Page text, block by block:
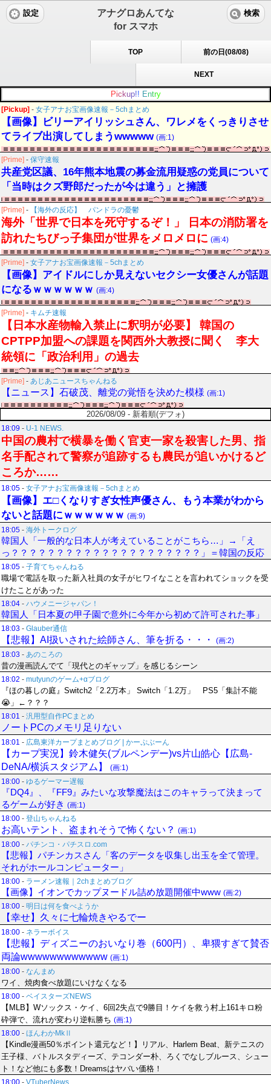
アナグロあんてな
for スマホ
設定 検索
TOP 前の日(08/08)
NEXT
Pic kup!! Entry
[Pickup] - 女子アナお宝画像速報－5chまとめ
【画像】ビリーアイリッシュさん、ワレメをくっきりさせ
てライブ出演してしまうwwwww (画:1)
[Prime] - 保守速報
共産党区議、16年熊本地震の募金流用疑惑の党員について
「当時はクズ野郎だったが今は違う」と擁護
[Prime] - 【海外の反応】 パンドラの憂鬱
海外「世界で日本を死守するぞ！」 日本の消防署を
訪れたちびっ子集団が世界をメロメロに (画:4)
[Prime] - 女子アナお宝画像速報－5chまとめ
【画像】アイドルにしか見えないセクシー女優さんが話題
になるｗｗｗｗｗｗ (画:4)
[Prime] - キムチ速報
【日本水産物輸入禁止に釈明が必要】 韓国の
CPTPP加盟への課題を関西外大教授に聞く 李大
統領に「政治利用」の過去
[Prime] - あじあニュースちゃんねる
【ニュース】石破茂、離党の覚悟を決めた模様 (画:1)
2026/08/09 - 新着順(デフォ)
18:09 - U-1 NEWS.
中国の農村で横暴を働く官吏一家を殺害した男、指
名手配されて警察が追跡するも農民が追いかけるど
ころか……
18:05 - 女子アナお宝画像速報－5chまとめ
【画像】エ□くなりすぎ女性声優さん、もう本業がわから
ないと話題にｗｗｗｗｗｗ (画:9)
18:05 - 海外トークログ
韓国人「一般的な日本人が考えていることがこちら…」→「え
っ？？？？？？？？？？？？？？？？？？？？？」＝韓国の反応
18:05 - 子育てちゃんねる
職場で電話を取った新入社員の女子がヒワイなことを言われてショックを受
けたことがあった
18:04 - ハウメニージャパン！
韓国人「日本夏の甲子園で意外に今年から初めて許可された事」
18:03 - Glauber通信
【悲報】AI扱いされた絵師さん、筆を折る・・・
(画:2)
18:03 - あのころの
昔の漫画読んでて「現代とのギャップ」を感じるシーン
18:02 - mutyunのゲーム+αブログ
『ほの暮しの庭』Switch2「2.2万本」 Switch「1.2万」 PS5「集計不能
😭」←？？？
18:01 - 汎用型自作PCまとめ
ノートPCのメモリ足りない
18:01 - 広島東洋カープまとめブログ | かーぷぶーん
【カープ実況】鈴木健矢(ブルペンデー)vs片山皓心【広島-
DeNA/横浜スタジアム】
(画:1)
18:00 - ゆるゲーマー遅報
『DQ4』、『FF9』みたいな攻撃魔法はこのキャラって決まって
るゲームが好き (画:1)
18:00 - 登山ちゃんねる
お高いテント、盗まれそうで怖くない？ (画:1)
18:00 - パチンコ・パチスロ.com
【悲報】パチンカスさん「客のデータを収集し出玉を全て管理。
それがホールコンピューター」
18:00 - ラーメン速報｜2chまとめブログ
【画像】イオンでカップヌードル詰め放題開催中www (画:2)
18:00 - 明日は何を食べようか
【幸せ】久々に七輪焼きやるでー
18:00 - ネラーボイス
【悲報】ディズニーのおいなり巻（600円）、卑猥すぎて賛否
両論wwwwwwwwwwww (画:1)
18:00 - なんまめ
ワイ、焼肉食べ放題にいけなくなる
18:00 - ベイスターズNEWS
【MLB】Wソックス・ケイ、6回2失点で9勝目！ケイを救う村上161キロ粉
砕弾で、流れが変わり逆転勝ち (画:1)
18:00 - ほんわかMkⅡ
【Kindle漫画50％ポイント還元など！】リアル、Harlem Beat、新テニスの
王子様、バトルスタディーズ、テコンダー朴、ろくでなしブルース、シュー
ト！など他にも多数！Dreamsはヤバい価格！
18:00 - VTuberNews